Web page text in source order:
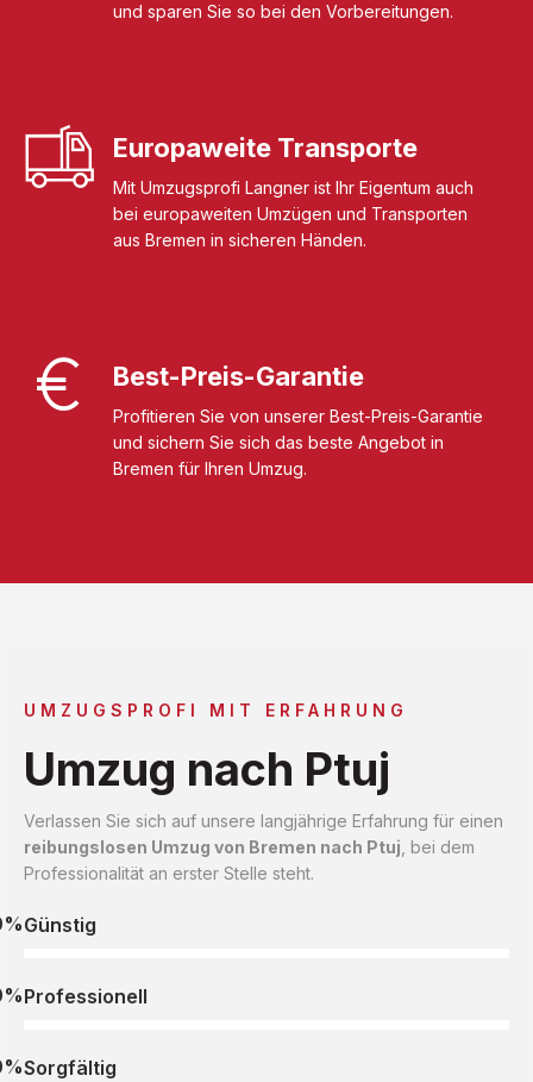
und sparen Sie so bei den Vorbereitungen.
Europaweite Transporte
Mit Umzugsprofi Langner ist Ihr Eigentum auch
bei europaweiten Umzügen und Transporten
aus Bremen in sicheren Händen.
Best-Preis-Garantie
Profitieren Sie von unserer Best-Preis-Garantie
und sichern Sie sich das beste Angebot in
Bremen für Ihren Umzug.
UMZUGSPROFI MIT ERFAHRUNG
Umzug nach Ptuj
Verlassen Sie sich auf unsere langjährige Erfahrung für einen
reibungslosen Umzug von Bremen nach Ptuj , bei dem
Professionalität an erster Stelle steht.
Günstig
Professionell
Sorgfältig